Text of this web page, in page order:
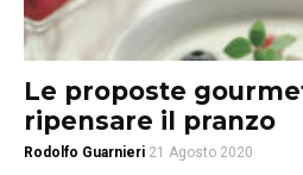
Le proposte
ripensare il pranzo
Rodolfo Guarnieri 21 Agosto 2020